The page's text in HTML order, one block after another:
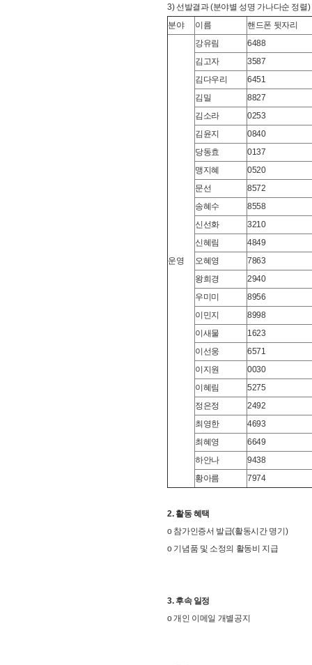
3) 선발결과(분야별 성명 가나다순 정렬)
분야
이름 핸드폰 뒷자리
운영
강유림
6488
김고자
3587
김다우리
6451
김밀
8827
김소라
0253
김윤지
0840
당동효
0137
맹지혜
0520
문선
8572
송혜수
8558
신선화
3210
신혜림
4849
오혜영
7863
왕희경
2940
우미미
8956
이민지
8998
이새물
1623
이선웅
6571
이지원
0030
이혜림
5275
정은정
2492
최영한
4693
최혜영
6649
하안나
9438
황아름
7974
2. 활동 혜택
o 참가인증서 발급(활동시간 명기)
o 기념품 및 소정의 활동비 지급
3. 후속 일정
o 개인 이메일 개별공지